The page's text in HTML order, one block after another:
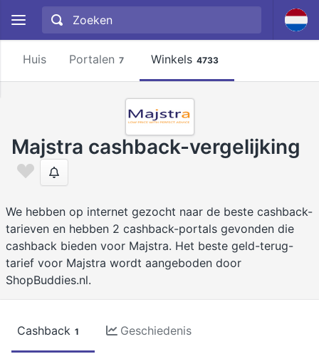
Huis Portalen 7 Winkels 4733
Majstra cashback-vergelijking
We hebben op internet gezocht naar de beste cashback-
tarieven en hebben 2 cashback-portals gevonden die
cashback bieden voor Majstra. Het beste geld-terug-
tarief voor Majstra wordt aangeboden door
ShopBuddies.nl.
Cashback 1 Geschiedenis